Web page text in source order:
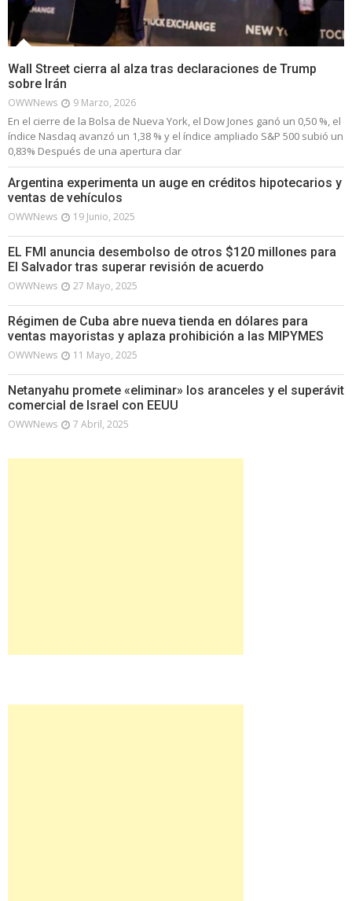
Wall Street cierra al alza tras declaraciones de Trump
sobre Irán
OWWNews 9 Marzo, 2026
En el cierre de la Bolsa de Nueva York, el Dow Jones ganó un 0,50 %, el
índice Nasdaq avanzó un 1,38 % y el índice ampliado S&P 500 subió un
0,83% Después de una apertura clar
Argentina experimenta un auge en créditos hipotecarios y
ventas de vehículos
OWWNews 19 Junio, 2025
EL FMI anuncia desembolso de otros $120 millones para
El Salvador tras superar revisión de acuerdo
OWWNews 27 Mayo, 2025
Régimen de Cuba abre nueva tienda en dólares para
ventas mayoristas y aplaza prohibición a las MIPYMES
OWWNews 11 Mayo, 2025
Netanyahu promete «eliminar» los aranceles y el superávit
comercial de Israel con EEUU
OWWNews 7 Abril, 2025